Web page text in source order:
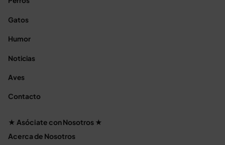
Gatos
Humor
Noticias
Aves
Contacto
★ Asóciate con Nosotros ★
Acerca de Nosotros